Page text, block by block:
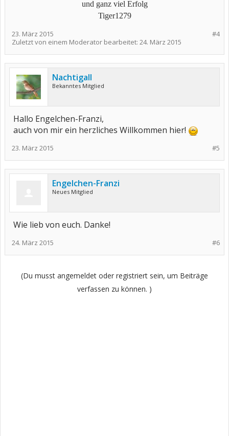
und ganz viel Erfolg
Tiger1279
#4
23. März 2015
Zuletzt von einem Moderator bearbeitet: 24. März 2015
Nachtigall
Bekanntes Mitglied
Hallo Engelchen-Franzi,
auch von mir ein herzliches Willkommen hier!
#5
23. März 2015
Engelchen-Franzi
Neues Mitglied
Wie lieb von euch. Danke!
#6
24. März 2015
(Du musst angemeldet oder registriert sein, um Beiträge
verfassen zu können. )